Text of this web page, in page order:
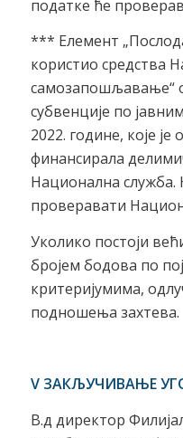
податке ће
*** Елемент
користио средства
самозапошљавање“
субвенције по
2022. године, које је
финансирала
Национална служба.
проверавати
Уколико постоји
бројем бодова по
критеријумима,
подношења захтева.
V ЗАКЉУЧИВАЊЕ
В.д директор